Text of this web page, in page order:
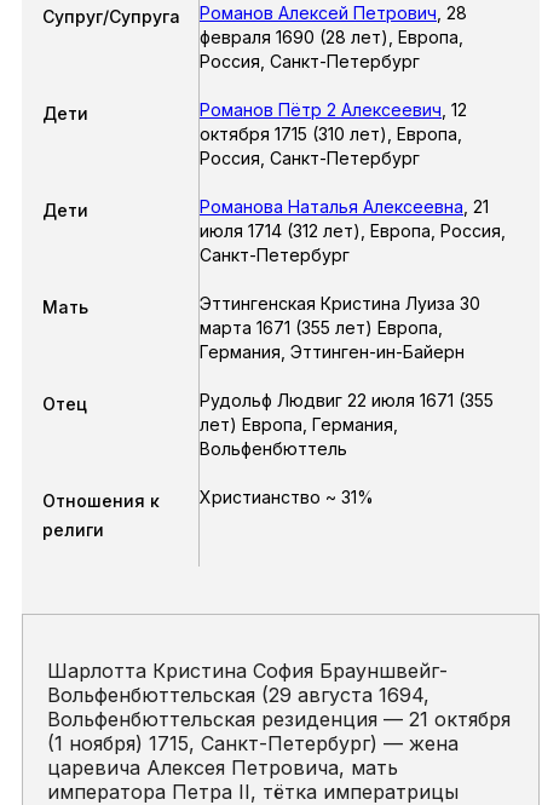
Супруг/Супруга Романов Алексей Петрович 28
февраля 1690 (28 лет), Европа,
Россия, Санкт-Петербург
Дети Романов Пётр 2 Алексеевич 12
октября 1715 (310 лет), Европа,
Россия, Санкт-Петербург
Дети Романова Наталья Алексеевна 21
июля 1714 (312 лет), Европа, Россия,
Санкт-Петербург
Мать
Эттингенская Кристина Луиза 30
марта 1671 (355 лет) Европа,
Германия, Эттинген-ин-Байерн
Отец
Рудольф Людвиг 22 июля 1671 (355
лет) Европа, Германия,
Вольфенбюттель
Отношения к
религи
Христианство ~ 31%
Шарлотта Кристина София Брауншвейг-
Вольфенбюттельская (29 августа 1694,
Вольфенбюттельская резиденция — 21 октября
(1 ноября) 1715, Санкт-Петербург) — жена
царевича Алексея Петровича, мать
императора Петра II, тётка императрицы